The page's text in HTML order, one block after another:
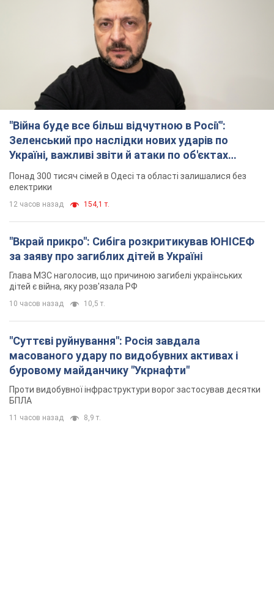
"Війна буде все більш відчутною в Росії":
Зеленський про наслідки нових ударів по
Україні, важливі звіти й атаки по об'єктах
ворога. Відео
Понад 300 тисяч сімей в Одесі та області залишалися без
електрики
12 часов назад 154,1 т.
"Вкрай прикро": Сибіга розкритикував ЮНІСЕФ
за заяву про загиблих дітей в Україні
Глава МЗС наголосив, що причиною загибелі українських
дітей є війна, яку розв'язала РФ
10 часов назад 10,5 т.
"Суттєві руйнування": Росія завдала
масованого удару по видобувних активах і
буровому майданчику "Укрнафти"
Проти видобувної інфраструктури ворог застосував десятки
БПЛА
11 часов назад 8,9 т.